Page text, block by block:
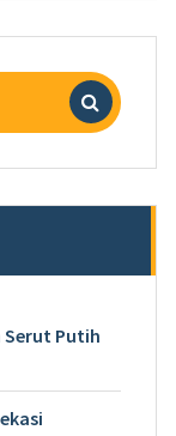
Serut Putih